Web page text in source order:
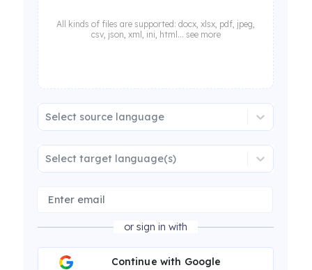
All kinds of files are supported: docx, xlsx, pdf, jpeg,
csv, json, xml, ini, html... see more
Select source language
Select target language(s)
or sign in with
Continue with Google